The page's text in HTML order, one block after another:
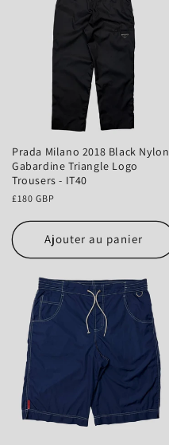
Prada Milano 2018 Black Nylon
Gabardine Triangle Logo
Trousers - IT40
Prix
£180 GBP
Ajouter au panier